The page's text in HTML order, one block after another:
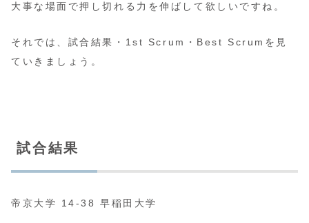
大事な場面で押し切れる力を伸ばして欲しいですね。
それでは、試合結果・1st Scrum・Best Scrumを見
ていきましょう。
試合結果
帝京大学 14-38 早稲田大学